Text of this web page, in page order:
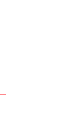
ねんねの専門チ